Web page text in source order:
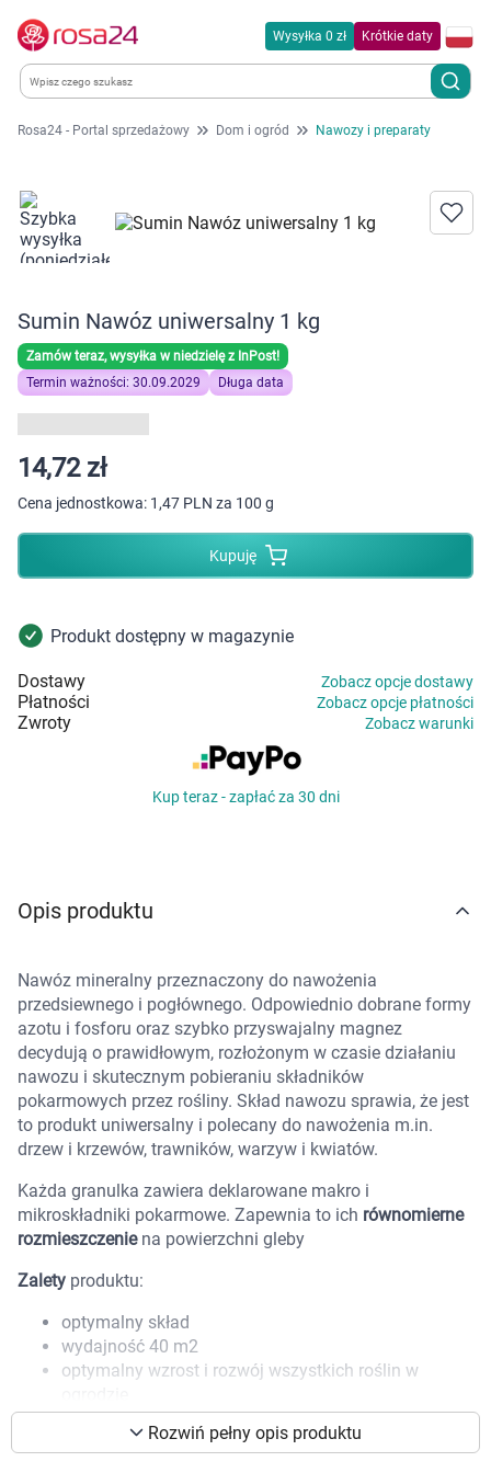
Korzystamy z plików cookies w celu
dostosowania zawartości serwisu do Twoich
Wysyłka 0 zł Krótkie daty
Kategorie
Chemia gospodarcza
Dla zwierząt
Dom i ogród
Zdrowie
Kobieta w ciąży i mama
Dziecko
Zdrowy styl życia
Marki
Rosa24 - Portal sprzedażowy Dom i ogród Nawozy i preparaty
Sumin Nawóz uniwersalny 1 kg
Zamów teraz, wysyłka w niedzielę z InPost!
Termin ważności: 30.09.2029
Długa data
14,72 zł
Cena jednostkowa: 1,47 PLN za 100 g
Kupuję
Produkt dostępny w magazynie
Dostawy Zobacz opcje dostawy
Płatności Zobacz opcje płatności
Zwroty Zobacz warunki
Kup teraz - zapłać za 30 dni
Opis produktu
Nawóz mineralny przeznaczony do nawożenia
przedsiewnego i pogłównego. Odpowiednio dobrane formy
azotu i fosforu oraz szybko przyswajalny magnez
decydują o prawidłowym, rozłożonym w czasie działaniu
nawozu i skutecznym pobieraniu składników
pokarmowych przez rośliny. Skład nawozu sprawia, że jest
to produkt uniwersalny i polecany do nawożenia m.in.
drzew i krzewów, trawników, warzyw i kwiatów.
Każda granulka zawiera deklarowane makro i
mikroskładniki pokarmowe. Zapewnia to ich równomierne
rozmieszczeniena powierzchni gleby
Zalety produktu:
optymalny skład
wydajność 40 m2
optymalny wzrost i rozwój wszystkich roślin w
z makro i mikroelementami
Składniki
Rozwiń pełny opis produktu